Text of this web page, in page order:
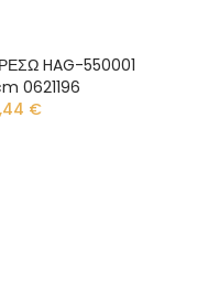
HAG-550001
0621196
€